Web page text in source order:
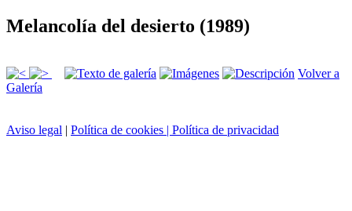
Melancolía del desierto (1989)
Volver a
Galería
Aviso legal | Política de cookies | Política de privacidad